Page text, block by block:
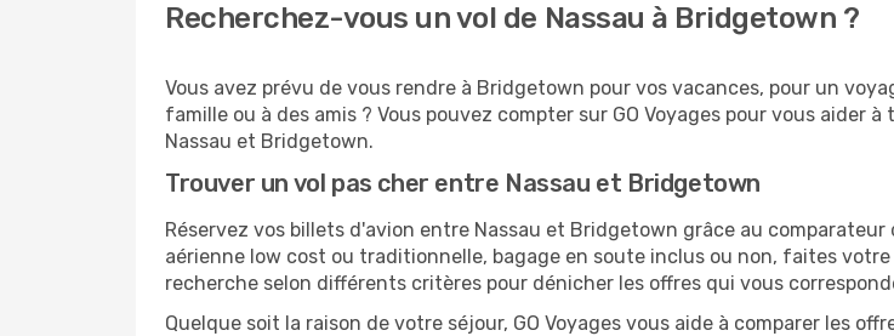
Recherchez-vous un vol de Nassau à Bridgetown ?
Vous avez prévu de vous rendre à Bridgetown pour vos vacances, pour un
famille ou à des amis ? Vous pouvez compter sur GO Voyages pour vous aider
Nassau et Bridgetown.
Trouver un vol pas cher entre Nassau et Bridgetown
Réservez vos billets d'avion entre Nassau et Bridgetown grâce au comparateur
aérienne low cost ou traditionnelle, bagage en soute inclus ou non, faites
recherche selon différents critères pour dénicher les offres qui vous
Quelque soit la raison de votre séjour, GO Voyages vous aide à comparer les